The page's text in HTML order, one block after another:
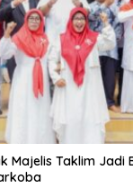
Majelis Taklim Jadi